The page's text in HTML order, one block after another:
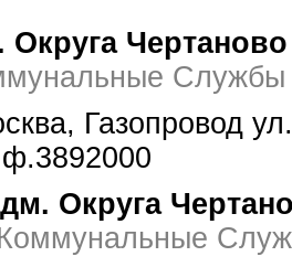
Службы
Газопровод
Округа